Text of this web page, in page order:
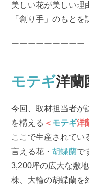
美しい花が美しい理
「創り手」のもとを
ーーーーーーーーー
モテギ洋蘭
今回、取材担当者が
を構える ＜ モテギ洋
ここで生産されてい
言える花・胡蝶蘭で
3,200坪の広大な敷
株、大輪の胡蝶蘭を